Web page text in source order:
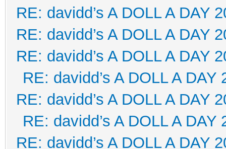
RE: davidd’s A DOLL A DAY
RE: davidd’s A DOLL A DAY
RE: davidd’s A DOLL A DAY
RE: davidd’s A DOLL A DAY
RE: davidd’s A DOLL A DAY
RE: davidd’s A DOLL A DAY
RE: davidd’s A DOLL A DAY